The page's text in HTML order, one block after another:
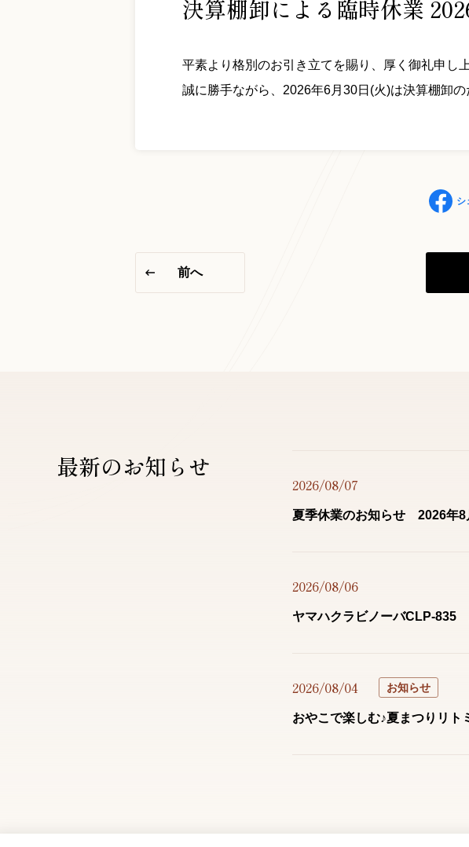
決算棚卸による臨時休業
平素より格別のお引き立てを賜り、厚く御礼申し上
誠に勝手ながら、2026年6月30日(火)は決算棚卸の
シ
前へ
最新のお知らせ
2026/08/07
夏季休業のお知らせ 2026年8
2026/08/06
ヤマハクラビノーバCLP-835
2026/08/04 お知らせ
おやこで楽しむ♪夏まつりリト